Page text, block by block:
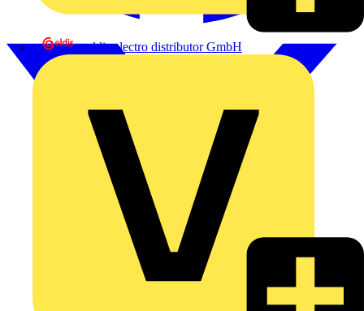
eldis electro distributor GmbH